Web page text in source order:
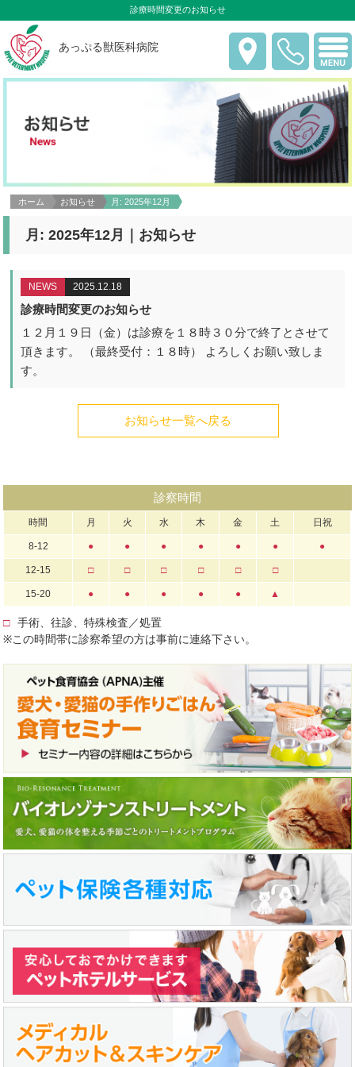
診療時間変更のお知らせ
あっぷる獣医科病院
ホーム お知らせ 月:2025年12月
月:2025年12月 ｜お知らせ
NEWS 2025.12.18
診療時間変更のお知らせ
１２月１９日（金）は診療を１８時３０分で終了とさせて
頂きます。 （最終受付：１８時） よろしくお願い致しま
す。
お知らせ一覧へ戻る
診察時間
時間 月 火 水 木 金 土 日祝
8-12 ● ● ● ● ● ● ●
12-15 □ □ □ □ □ □
15-20 ● ● ● ● ● ▲
□
手術、往診、特殊検査／処置
※この時間帯に診察希望の方は事前に連絡下さい。